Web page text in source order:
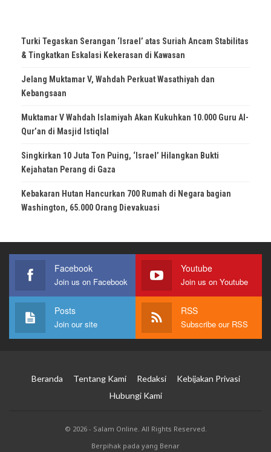
Turki Tegaskan Serangan ‘Israel’ atas Suriah Ancam Stabilitas
& Tingkatkan Eskalasi Kekerasan di Kawasan
Jelang Muktamar V, Wahdah Perkuat Wasathiyah dan
Kebangsaan
Muktamar V Wahdah Islamiyah Akan Kukuhkan 10.000 Guru Al-
Qur’an di Masjid Istiqlal
Singkirkan 10 Juta Ton Puing, ‘Israel’ Hilangkan Bukti
Kejahatan Perang di Gaza
Kebakaran Hutan Hancurkan 700 Rumah di Negara bagian
Washington, 65.000 Orang Dievakuasi
Facebook
Join us on Facebook
Youtube
Join us on Youtube
Posts
Join our site
RSS
Subscribe our RSS
Beranda Tentang Kami Redaksi
Kebijakan Privasi
Hubungi Kami
© 2026 - Salam Online. All Rights Reserved.
Berpihak pada yang Benar